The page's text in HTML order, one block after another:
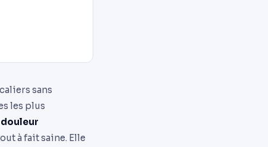
sans
les plus
douleur
à fait saine. Elle